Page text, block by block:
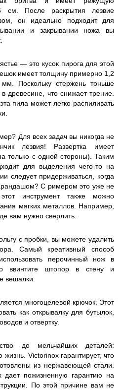
см. После раскрытия лезвие
он идеально подходит для
и закрывании ножа вы
— это кусок пирога для этой
имеет толщину примерно 1,2
Поскольку стержень тоньше
древесине, что снижает трение.
пила может легко распиливать
Для всех задач вы никогда не
лезвия! Развертка имеет
только с одной стороны). Таким
для выделения чего-то на
следует придерживаться, когда
С римером это уже не
инструмент также можно
мягких металлов. Например,
вам нужно сверлить.
с пробки, вы можете удалить
Самый креативный способ
перочинный нож в
ввинтите штопор в стену и
вешалки.
многоцелевой крючок. Этот
как открывалку для бутылок,
и отвертку.
до мельчайших деталей:
Victorinox гарантирует, что
из нержавеющей стали.
дает пожизненную гарантию на
По этой причине вам не